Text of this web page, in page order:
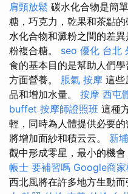
肩頸放鬆 碳水化合物是簡
糖，巧克力，乾果和茶點的
水化合物和澱粉之間的差
粉複合糖。 seo 優化 台北
食的基本目的是幫助人們
方面營養。 脹氣 按摩 這些
品和增加水量。 按摩 西屯
buffet 按摩師證照班 這種
輕，同時為人體提供必要
將增加面紗和積云云。 新
觀中形成零星，最小的機會
帳士 要補習嗎 Google商家
西北風將在許多地方生動而